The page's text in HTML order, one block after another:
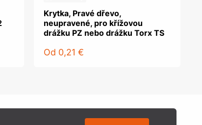
Krytka, Pravé dřevo,
neupravené, pro křížovou
drážku PZ nebo drážku Torx TS
Od 0,21 €